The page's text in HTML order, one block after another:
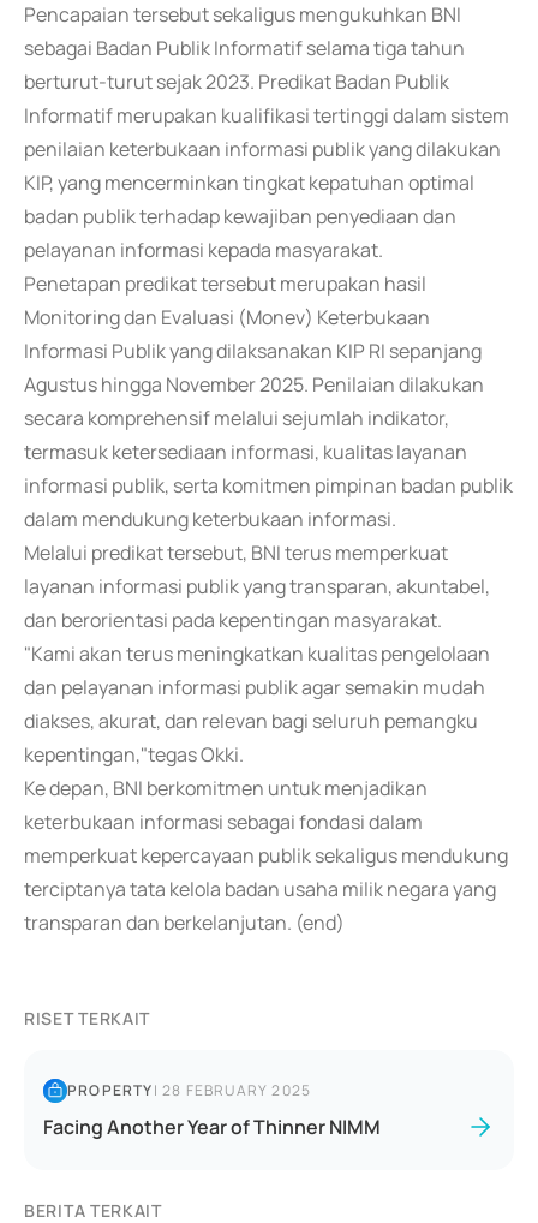
Pencapaian tersebut sekaligus mengukuhkan BNI
sebagai Badan Publik Informatif selama tiga tahun
berturut-turut sejak 2023. Predikat Badan Publik
Informatif merupakan kualifikasi tertinggi dalam sistem
penilaian keterbukaan informasi publik yang dilakukan
KIP, yang mencerminkan tingkat kepatuhan optimal
badan publik terhadap kewajiban penyediaan dan
pelayanan informasi kepada masyarakat.
Penetapan predikat tersebut merupakan hasil
Monitoring dan Evaluasi (Monev) Keterbukaan
Informasi Publik yang dilaksanakan KIP RI sepanjang
Agustus hingga November 2025. Penilaian dilakukan
secara komprehensif melalui sejumlah indikator,
termasuk ketersediaan informasi, kualitas layanan
informasi publik, serta komitmen pimpinan badan publik
dalam mendukung keterbukaan informasi.
Melalui predikat tersebut, BNI terus memperkuat
layanan informasi publik yang transparan, akuntabel,
dan berorientasi pada kepentingan masyarakat.
"Kami akan terus meningkatkan kualitas pengelolaan
dan pelayanan informasi publik agar semakin mudah
diakses, akurat, dan relevan bagi seluruh pemangku
kepentingan,"tegas Okki.
Ke depan, BNI berkomitmen untuk menjadikan
keterbukaan informasi sebagai fondasi dalam
memperkuat kepercayaan publik sekaligus mendukung
terciptanya tata kelola badan usaha milik negara yang
transparan dan berkelanjutan. (end)
RISET TERKAIT
PROPERTY|28 FEBRUARY 2025
Facing Another Year of Thinner NIMM
BERITA TERKAIT